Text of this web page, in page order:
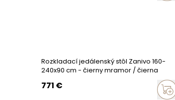
Rozkladací jedálenský stôl Zanivo 160-
240x90 cm - čierny mramor / čierna
771 €